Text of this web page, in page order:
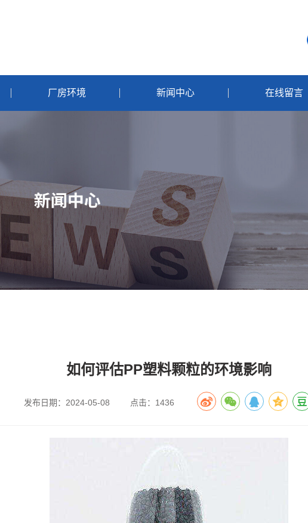
厂房环境 新闻中心 在线留言
如何评估PP塑料颗粒的环境影响
发布日期：2024-05-08 点击：1436